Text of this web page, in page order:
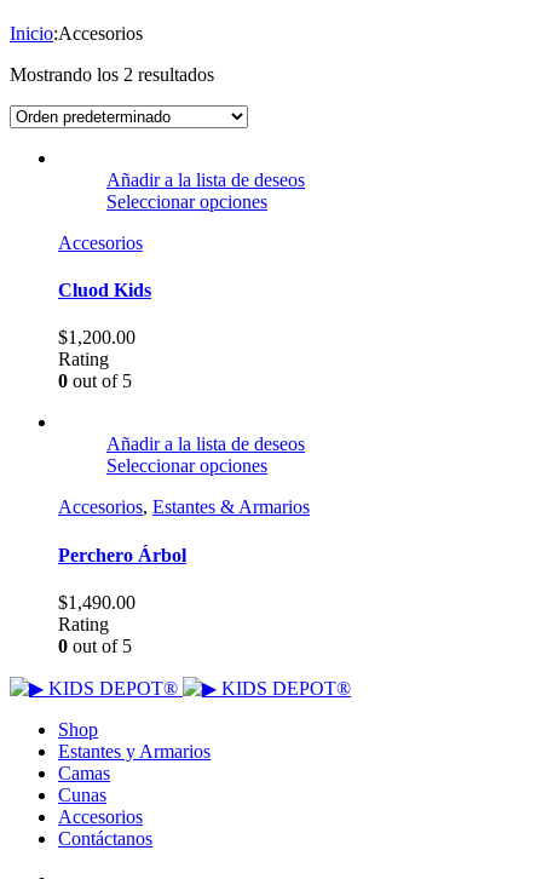
Inicio:Accesorios
Mostrando los 2 resultados
Añadir a la lista de deseos
Seleccionar opciones
Accesorios
Cluod Kids
$1,200.00
Rating
0 out of 5
Añadir a la lista de deseos
Seleccionar opciones
Accesorios, Estantes & Armarios
Perchero Árbol
$1,490.00
Rating
0 out of 5
Shop
Estantes y Armarios
Camas
Cunas
Accesorios
Contáctanos